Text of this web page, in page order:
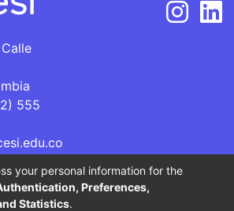
555
es una Institución de Educación
sujeta a inspección y vigilancia
your personal information for the
Preferences,
Statistics.